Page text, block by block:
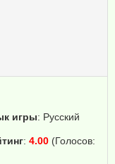
игры: Русский
: 4.00 (Голосов: